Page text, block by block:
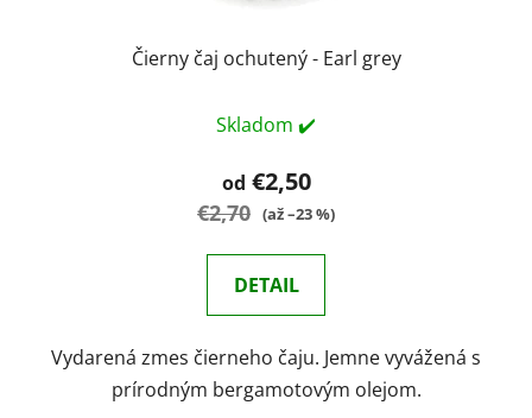
Čierny čaj ochutený - Earl grey
Skladom ✔️
od €2,50
€2,70 (až –23 %)
DETAIL
Vydarená zmes čierneho čaju. Jemne vyvážená s
prírodným bergamotovým olejom.